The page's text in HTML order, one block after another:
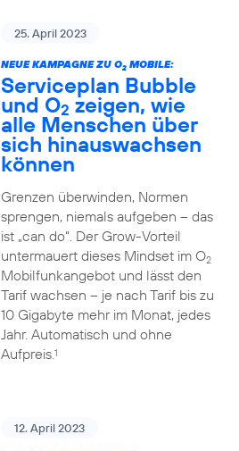
25. April 2023
NEUE KAMPAGNE ZU O2MOBILE:
Serviceplan Bubble
und O2 zeigen, wie
alle Menschen über
sich hinauswachsen
können
Grenzen überwinden, Normen
sprengen, niemals aufgeben – das
ist „can do“. Der Grow-Vorteil
untermauert dieses Mindset im O2
Mobilfunkangebot und lässt den
Tarif wachsen – je nach Tarif bis zu
10 Gigabyte mehr im Monat, jedes
Jahr. Automatisch und ohne
Aufpreis.1
12. April 2023